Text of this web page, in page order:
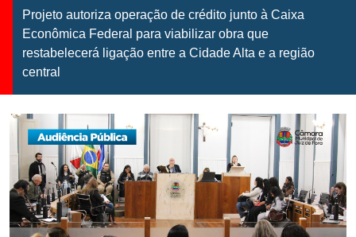
Projeto autoriza operação de crédito junto à Caixa
Econômica Federal para viabilizar obra que
restabelecerá ligação entre a Cidade Alta e a região
central